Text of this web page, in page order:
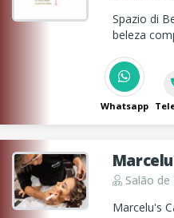
Spazio di
beleza
tambem
Whatsapp
Salão de
Marcelu's